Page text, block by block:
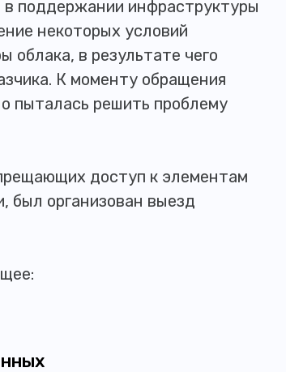
поддержании инфраструктуры
некоторых условий
облака, в результате чего
К моменту обращения
пыталась решить проблему
доступ к элементам
был организован выезд